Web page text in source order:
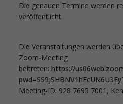
Die genauen Termine werden
veröffentlicht.
Die Veranstaltungen werden
Zoom-Meeting
beitreten:https://
Meeting-ID: 928 7695 7001,